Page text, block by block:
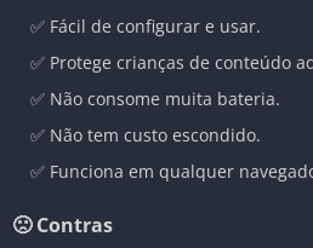
✅ Fácil de configurar e usar.
✅ Protege crianças de conteúdo
✅ Não consome muita bateria.
✅ Não tem custo escondido.
✅ Funciona em qualquer
🙁 Contras